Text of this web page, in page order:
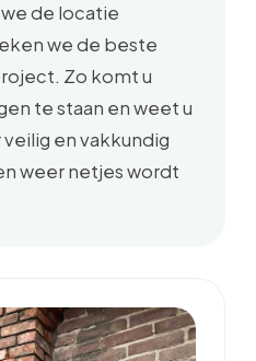
de locatie
we de beste
Zo komt u
te staan en weet u
en vakkundig
weer netjes wordt